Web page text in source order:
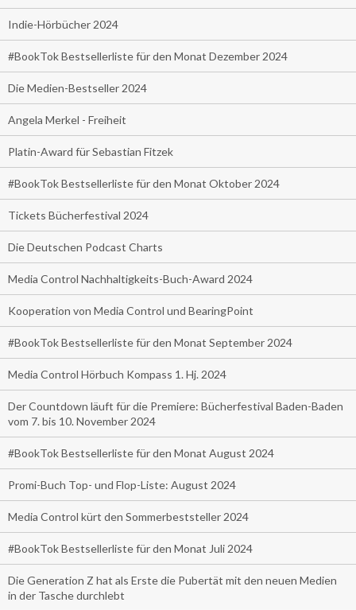
Indie-Hörbücher 2024
#BookTok Bestsellerliste für den Monat Dezember 2024
Die Medien-Bestseller 2024
Angela Merkel - Freiheit
Platin-Award für Sebastian Fitzek
#BookTok Bestsellerliste für den Monat Oktober 2024
Tickets Bücherfestival 2024
Die Deutschen Podcast Charts
Media Control Nachhaltigkeits-Buch-Award 2024
Kooperation von Media Control und BearingPoint
#BookTok Bestsellerliste für den Monat September 2024
Media Control Hörbuch Kompass 1. Hj. 2024
Der Countdown läuft für die Premiere: Bücherfestival Baden-Baden
vom 7. bis 10. November 2024
#BookTok Bestsellerliste für den Monat August 2024
Promi-Buch Top- und Flop-Liste: August 2024
Media Control kürt den Sommerbeststeller 2024
#BookTok Bestsellerliste für den Monat Juli 2024
Die Generation Z hat als Erste die Pubertät mit den neuen Medien
in der Tasche durchlebt